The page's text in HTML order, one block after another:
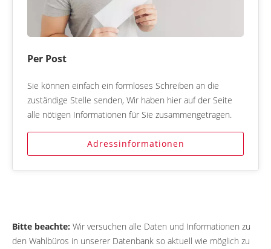
Per Post
Sie können einfach ein formloses Schreiben an die
zuständige Stelle senden, Wir haben hier auf der Seite
alle nötigen Informationen für Sie zusammengetragen.
Adressinformationen
Bitte beachte: Wir versuchen alle Daten und Informationen zu
den Wahlbüros in unserer Datenbank so aktuell wie möglich zu